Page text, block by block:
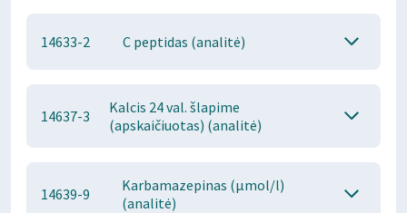
14633-2 C peptidas (analitė)
14637-3
Kalcis 24 val. šlapime
(apskaičiuotas) (analitė)
14639-9
Karbamazepinas (μmol/l)
(analitė)